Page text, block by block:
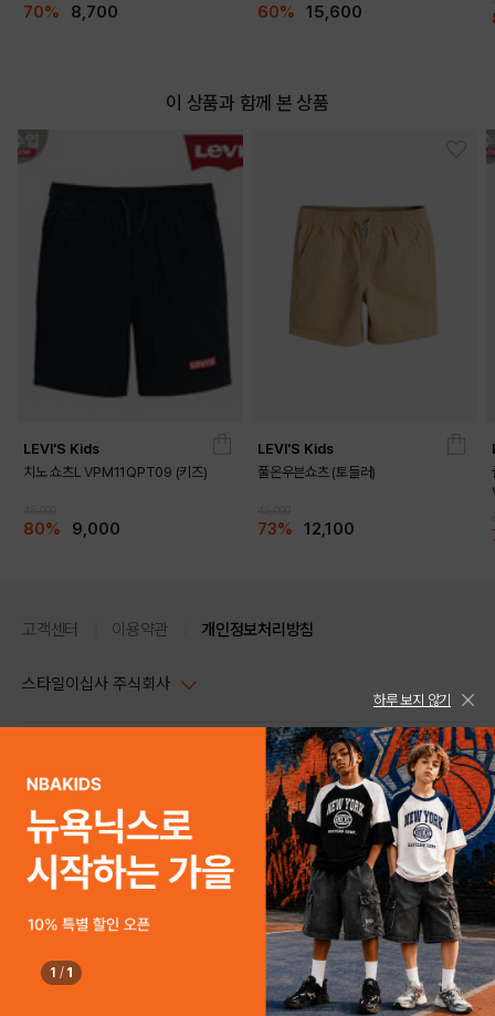
70% 8,700 60% 15,600
이 상품과 함께 본 상품
LEVI'S Kids
치노 쇼츠L VPM11QPT09 (키즈)
80% 9,000
LEVI'S Kids
풀온우븐쇼츠 (토들러)
73% 12,100
구매하기
고객센터 이용약관 개인정보처리방침
스타일이십사 주식회사
주소 : 서울시 강남구 논현로 633, 6층 (논현동, 한세엠케이빌딩)
사업자등록번호 : 116-81-32499
통신판매업신고번호 : 제 2024-서울강남-04239
호스팅 서비스 : 스타일이십사㈜
고객센터 1544-5336(평일 09:00~ 18:00 토/일/공휴일 휴무)
스타일24 고객센터 1544-5336
평일 09:00~ 18:00 (토/일/공휴일 휴무)
help Email : help@style24.com
COPYRIGHTⓒ2021 STYLE24 ALL RIGHTS RESERVED.
하루 보지 않기
1 / 1